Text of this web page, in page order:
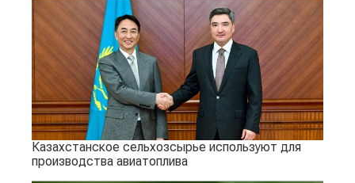
Казахстанское сельхозсырье используют для
производства авиатоплива